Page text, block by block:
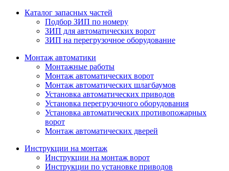
Каталог запасных частей
Подбор ЗИП по номеру
ЗИП для автоматических ворот
ЗИП на перегрузочное оборудование
Монтаж автоматики
Монтажные работы
Монтаж автоматических ворот
Монтаж автоматических шлагбаумов
Установка автоматических приводов
Установка перегрузочного оборудования
Установка автоматических противопожарных
ворот
Монтаж автоматических дверей
Инструкции на монтаж
Инструкции на монтаж ворот
Инструкции по установке приводов